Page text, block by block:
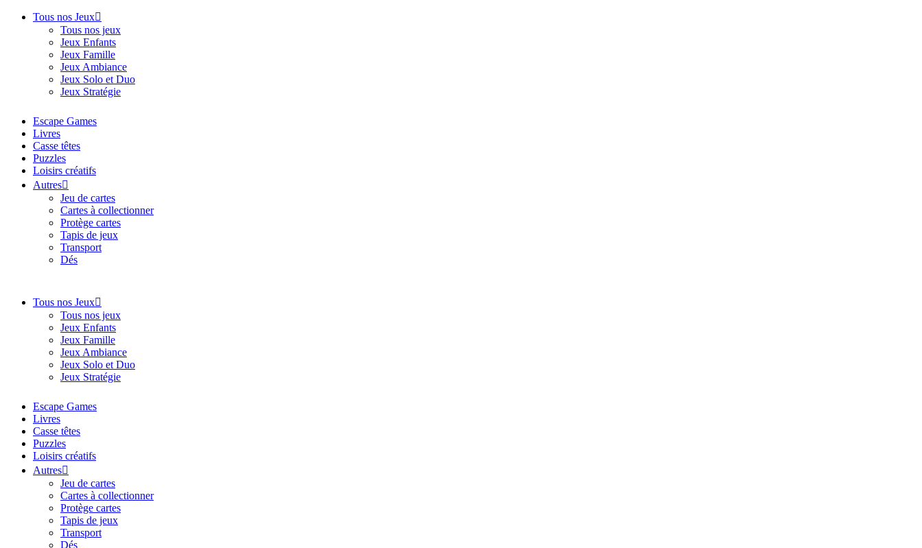
Tous nos Jeux
Tous nos jeux
Jeux Enfants
Jeux Famille
Jeux Ambiance
Jeux Solo et Duo
Jeux Stratégie
Escape Games
Livres
Casse têtes
Puzzles
Loisirs créatifs
Autres
Jeu de cartes
Cartes à collectionner
Protège cartes
Tapis de jeux
Transport
Dés
Tous nos Jeux
Tous nos jeux
Jeux Enfants
Jeux Famille
Jeux Ambiance
Jeux Solo et Duo
Jeux Stratégie
Escape Games
Livres
Casse têtes
Puzzles
Loisirs créatifs
Autres
Jeu de cartes
Cartes à collectionner
Protège cartes
Tapis de jeux
Transport
Dés